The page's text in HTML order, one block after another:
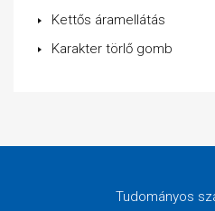
Kettős áramellátás
Karakter törlő gomb
Tudományos